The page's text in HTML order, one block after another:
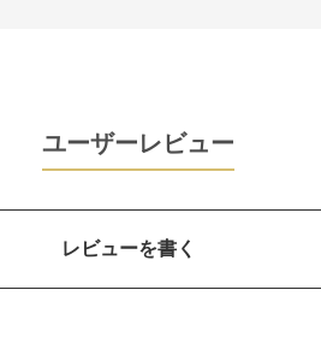
ユーザーレビュー
レビューを書く